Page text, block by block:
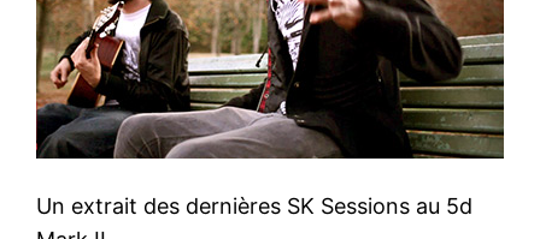
Un extrait des dernières SK Sessions au 5d